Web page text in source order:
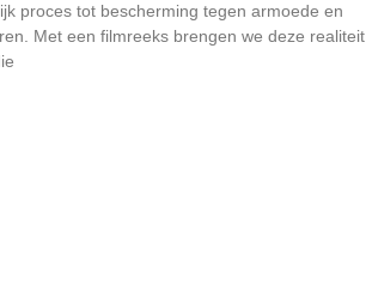
proces tot bescherming tegen armoede en
Met een filmreeks brengen we deze realiteit